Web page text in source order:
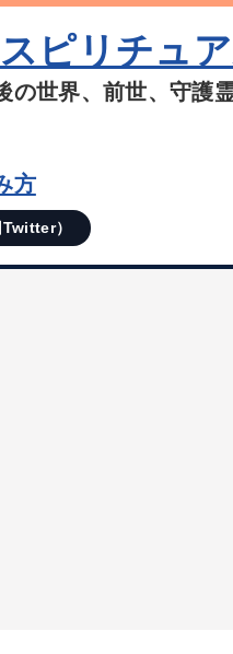
ピリチュ
の世界、前世、守護
方
）